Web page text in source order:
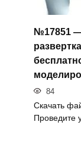
№17851
84
Скачать
Проведите